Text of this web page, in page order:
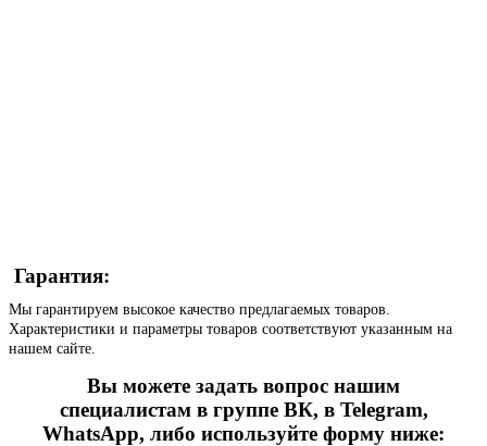
Гарантия:
Мы гарантируем высокое качество предлагаемых товаров.
Характеристики и параметры товаров соответствуют указанным на
нашем сайте.
Вы можете задать вопрос нашим
специалистам в группе ВК, в Telegram,
WhatsApp, либо используйте форму ниже: